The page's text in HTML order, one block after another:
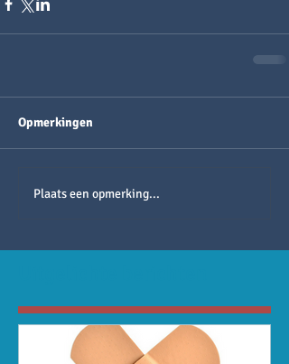
Opmerkingen
Plaats een opmerking...